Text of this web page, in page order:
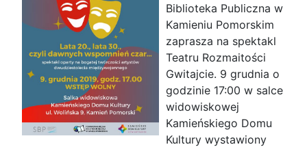
Biblioteka Publiczna w
Kamieniu Pomorskim
zaprasza na spektakl
Teatru Rozmaitości
Gwitajcie. 9 grudnia o
godzinie 17:00 w salce
widowiskowej
Kamieńskiego Domu
Kultury wystawiony